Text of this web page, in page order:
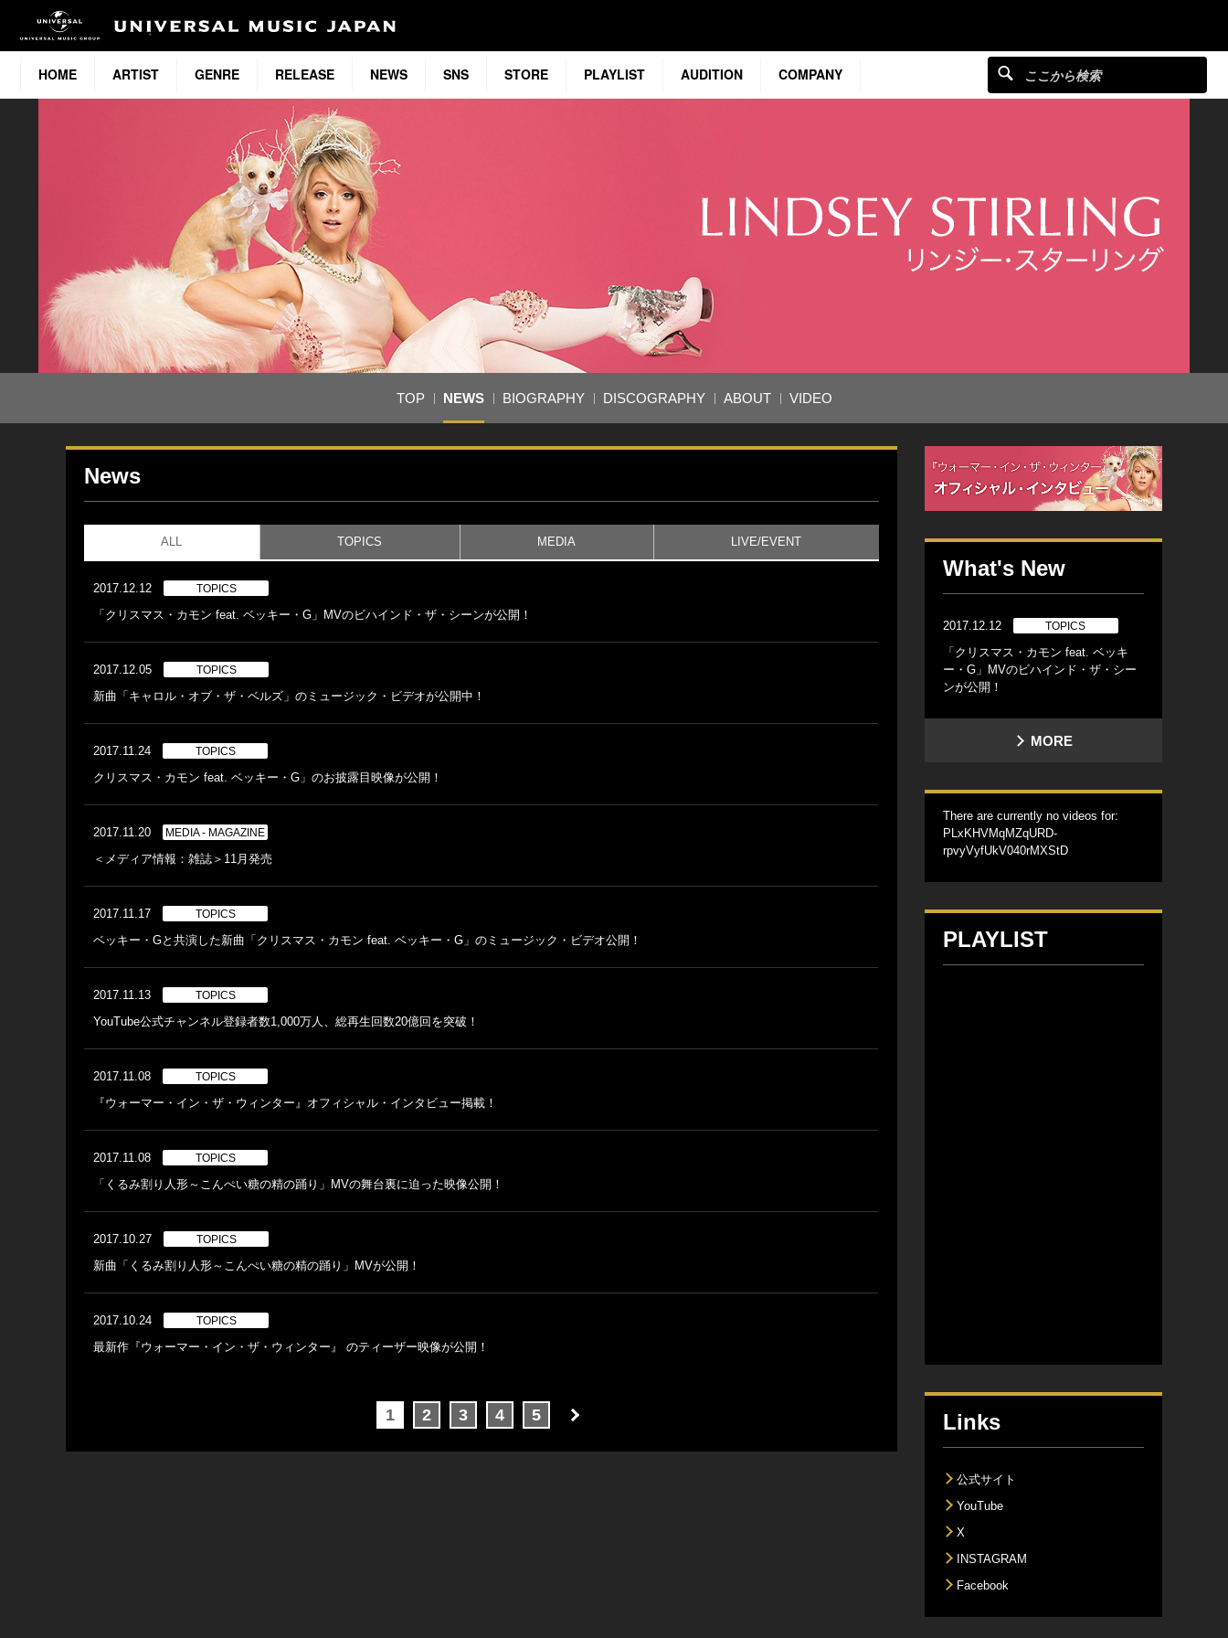
HOME ARTIST GENRE RELEASE NEWS SNS STORE PLAYLIST AUDITION COMPANY
TOP NEWS BIOGRAPHY DISCOGRAPHY ABOUT VIDEO
News
ALL TOPICS MEDIA LIVE/EVENT
2017.12.12 TOPICS
「クリスマス・カモン feat. ベッキー・G」MVのビハインド・ザ・シーンが公開！
2017.12.05 TOPICS
新曲「キャロル・オブ・ザ・ベルズ」のミュージック・ビデオが公開中！
2017.11.24 TOPICS
クリスマス・カモン feat. ベッキー・G」のお披露目映像が公開！
2017.11.20 MEDIA - MAGAZINE
＜メディア情報：雑誌＞11月発売
2017.11.17 TOPICS
ベッキー・Gと共演した新曲「クリスマス・カモン feat. ベッキー・G」のミュージック・ビデオ公開！
2017.11.13 TOPICS
YouTube公式チャンネル登録者数1,000万人、総再生回数20億回を突破！
2017.11.08 TOPICS
『ウォーマー・イン・ザ・ウィンター』オフィシャル・インタビュー掲載！
2017.11.08 TOPICS
「くるみ割り人形～こんぺい糖の精の踊り」MVの舞台裏に迫った映像公開！
2017.10.27 TOPICS
新曲「くるみ割り人形～こんぺい糖の精の踊り」MVが公開！
2017.10.24 TOPICS
最新作『ウォーマー・イン・ザ・ウィンター』 のティーザー映像が公開！
1 2 3 4 5
What's New
2017.12.12 TOPICS
「クリスマス・カモン feat. ベッキ
ー・G」MVのビハインド・ザ・シー
ンが公開！
MORE
There are currently no videos for:
PLxKHVMqMZqURD-
rpvyVyfUkV040rMXStD
PLAYLIST
Links
公式サイト
YouTube
X
INSTAGRAM
Facebook